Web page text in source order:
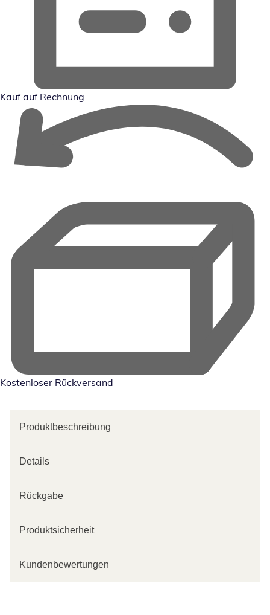
Kauf auf Rechnung
Kostenloser Rückversand
Produktbeschreibung
Details
Rückgabe
Produktsicherheit
Kundenbewertungen